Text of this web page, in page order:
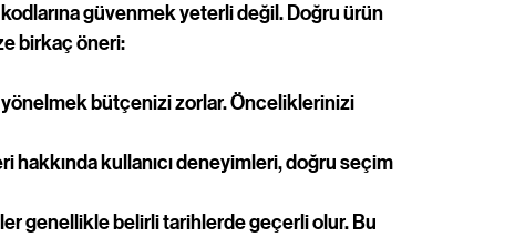
güvenmek yeterli değil. Doğru ürün
birkaç öneri:
bütçenizi zorlar. Önceliklerinizi
hakkında kullanıcı deneyimleri, doğru seçim
genellikle belirli tarihlerde geçerli olur. Bu